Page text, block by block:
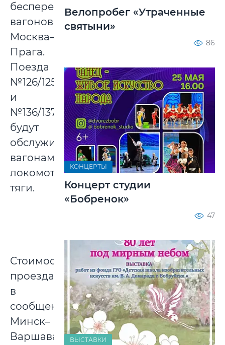
беспересадочных
вагонов
Москва–
Прага.
Поезда
№126/125
и
№136/137
будут
обслуживаться
вагонами
локомотивной
тяги.
Стоимость
проезда
в
сообщении
Минск–
Варшава
Велопробег «Утраченные
святыни»
86
КОНЦЕРТЫ
Концерт студии
«Бобренок»
47
ВЫСТАВКИ